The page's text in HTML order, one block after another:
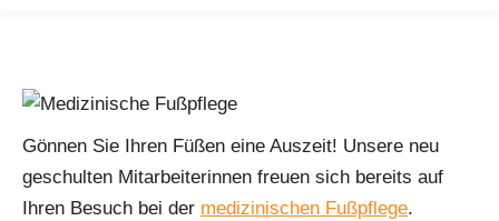
Gönnen Sie Ihren Füßen eine Auszeit! Unsere neu
geschulten Mitarbeiterinnen freuen sich bereits auf
Ihren Besuch bei der medizinischen Fußpflege.